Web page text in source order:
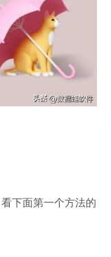
看下面第一个方法的